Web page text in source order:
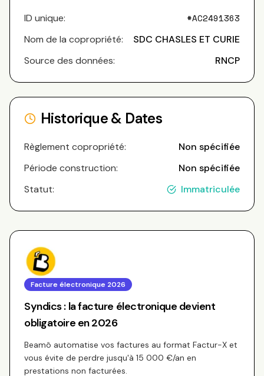
ID unique: #AC2491363
Nom de la copropriété:
SDC CHASLES ET CURIE
Source des données:
RNCP
Historique & Dates
Règlement copropriété:
Non spécifiée
Période construction:
Non spécifiée
Statut:
Immatriculée
Facture électronique 2026
Syndics : la facture électronique devient
obligatoire en 2026
Beamô automatise vos factures au format Factur-X et
vous évite de perdre jusqu'à 15 000 €/an en
prestations non facturées.